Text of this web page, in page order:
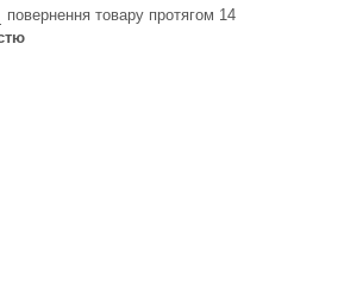
повернення товару протягом 14